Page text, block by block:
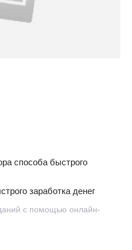
способа быстрого
заработка денег
с помощью онлайн-